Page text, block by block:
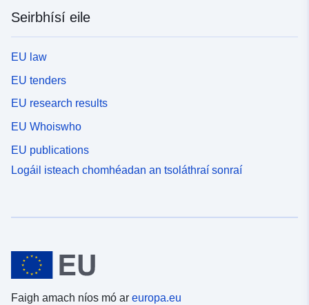
Seirbhísí eile
EU law
EU tenders
EU research results
EU Whoiswho
EU publications
Logáil isteach chomhéadan an tsoláthraí sonraí
Faigh amach níos mó ar europa.eu